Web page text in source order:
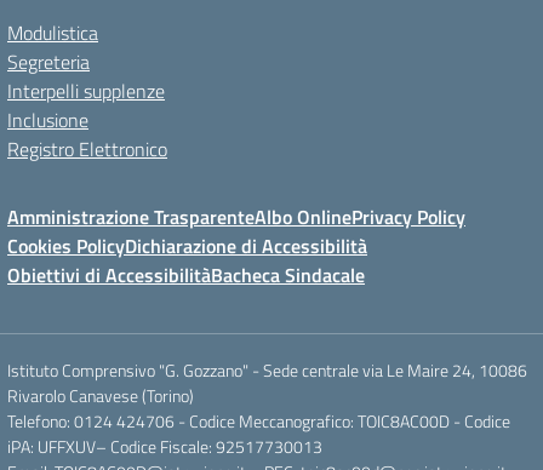
Modulistica
Segreteria
Interpelli supplenze
Inclusione
Registro Elettronico
Amministrazione TrasparenteAlbo OnlinePrivacy Policy
Cookies PolicyDichiarazione di Accessibilità
Obiettivi di AccessibilitàBacheca Sindacale
Istituto Comprensivo "G. Gozzano" - Sede centrale via Le Maire 24, 10086
Rivarolo Canavese (Torino)
Telefono: 0124 424706 - Codice Meccanografico: TOIC8AC00D - Codice
iPA: UFFXUV– Codice Fiscale: 92517730013